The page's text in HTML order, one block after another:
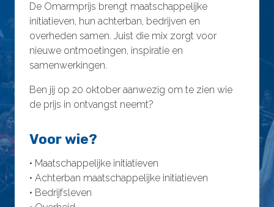
De Omarmprijs brengt maatschappelijke
initiatieven, hun achterban, bedrijven en
overheden samen. Juist die mix zorgt voor
nieuwe ontmoetingen, inspiratie en
samenwerkingen.
Ben jij op 20 oktober aanwezig om te zien wie
de prijs in ontvangst neemt?
Voor wie?
• Maatschappelijke initiatieven
• Achterban maatschappelijke initiatieven
• Bedrijfsleven